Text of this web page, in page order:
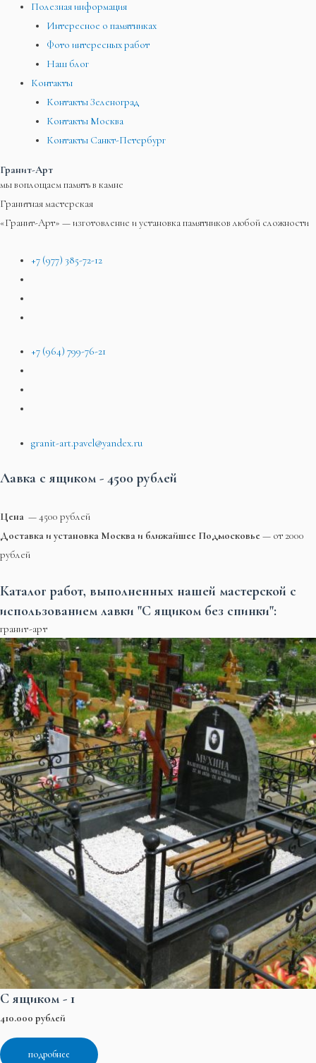
Полезная информация
Интересное о памятниках
Фото интересных работ
Наш блог
Контакты
Контакты Зеленоград
Контакты Москва
Контакты Санкт-Петербург
Гранит-Арт
мы воплощаем память в камне
Гранитная мастерская
«Гранит-Арт» — изготовление и установка памятников любой сложности
+7 (977) 385-72-12
+7 (964) 799-76-21
granit-art.pavel@yandex.ru
Лавка с ящиком - 4500 рублей
Цена — 4500 рублей
Доставка и установка Москва и ближайшее Подмосковье — от 2000
рублей
Каталог работ, выполненных нашей мастерской с
использованием лавки "С ящиком без спинки":
гранит-арт
С ящиком - 1
410.000 рублей
подробнее